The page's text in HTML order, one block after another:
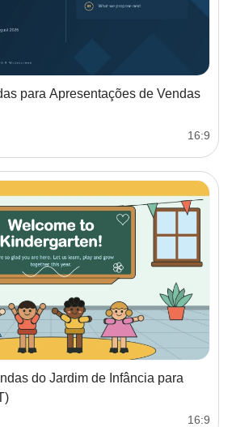
para Apresentações de Vendas
16:9
do Jardim de Infância para
16:9